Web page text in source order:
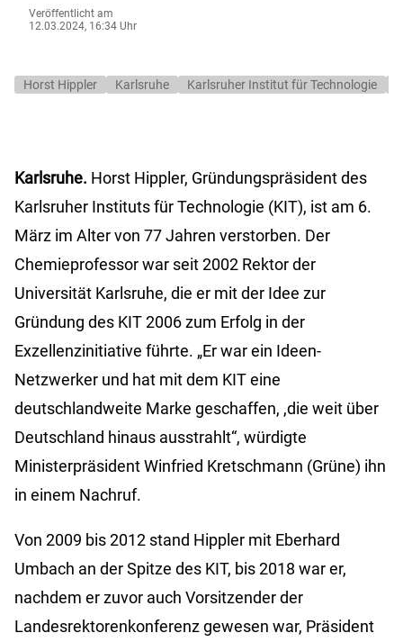
Veröffentlicht am
12.03.2024, 16:34 Uhr
Horst Hippler Karlsruhe Karlsruher Institut für Technologie
Karlsruhe. Horst Hippler, Gründungspräsident des
Karlsruher Instituts für Technologie (KIT), ist am 6.
März im Alter von 77 Jahren verstorben. Der
Chemieprofessor war seit 2002 Rektor der
Universität Karlsruhe, die er mit der Idee zur
Gründung des KIT 2006 zum Erfolg in der
Exzellenzinitiative führte. „Er war ein Ideen-
Netzwerker und hat mit dem KIT eine
deutschlandweite Marke geschaffen, ,die weit über
Deutschland hinaus ausstrahlt“, würdigte
Ministerpräsident Winfried Kretschmann (Grüne) ihn
in einem Nachruf.
Von 2009 bis 2012 stand Hippler mit Eberhard
Umbach an der Spitze des KIT, bis 2018 war er,
nachdem er zuvor auch Vorsitzender der
Landesrektorenkonferenz gewesen war, Präsident